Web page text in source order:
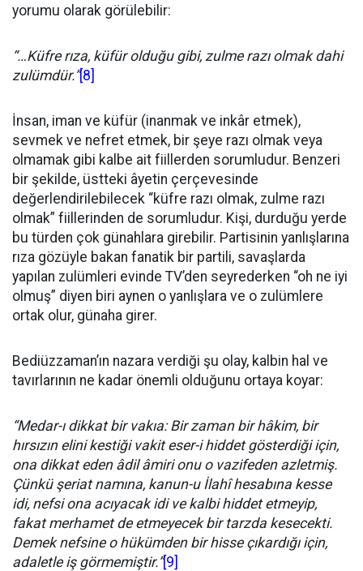
yorumu olarak görülebilir:
“…Küfre rıza, küfür olduğu gibi, zulme razı olmak dahi
zulümdür.”[8]
İnsan, iman ve küfür (inanmak ve inkâr etmek),
sevmek ve nefret etmek, bir şeye razı olmak veya
olmamak gibi kalbe ait fiillerden sorumludur. Benzeri
bir şekilde, üstteki âyetin çerçevesinde
değerlendirilebilecek “küfre razı olmak, zulme razı
olmak” fiillerinden de sorumludur. Kişi, durduğu yerde
bu türden çok günahlara girebilir. Partisinin yanlışlarına
rıza gözüyle bakan fanatik bir partili, savaşlarda
yapılan zulümleri evinde TV’den seyrederken “oh ne iyi
olmuş” diyen biri aynen o yanlışlara ve o zulümlere
ortak olur, günaha girer.
Bediüzzaman’ın nazara verdiği şu olay, kalbin hal ve
tavırlarının ne kadar önemli olduğunu ortaya koyar:
“Medar-ı dikkat bir vakıa: Bir zaman bir hâkim, bir
hırsızın elini kestiği vakit eser-i hiddet gösterdiği için,
ona dikkat eden âdil âmiri onu o vazifeden azletmiş.
Çünkü şeriat namına, kanun-u İlahî hesabına kesse
idi, nefsi ona acıyacak idi ve kalbi hiddet etmeyip,
fakat merhamet de etmeyecek bir tarzda kesecekti.
Demek nefsine o hükümden bir hisse çıkardığı için,
adaletle iş görmemiştir.”[9]